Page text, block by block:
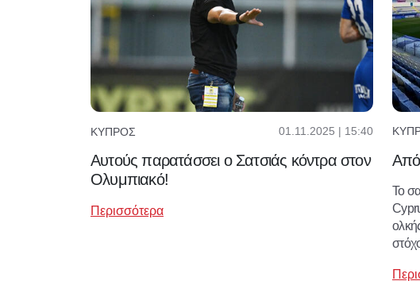
ΚΎΠΡΟΣ 01.11.2025 | 15:40
Αυτούς παρατάσσει ο Σατσιάς κόντρα στον
Ολυμπιακό!
Περισσότερα
Από
Το